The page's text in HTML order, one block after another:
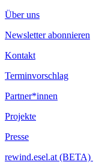
Über uns
Newsletter abonnieren
Kontakt
Terminvorschlag
Partner*innen
Projekte
Presse
rewind.esel.at (BETA)